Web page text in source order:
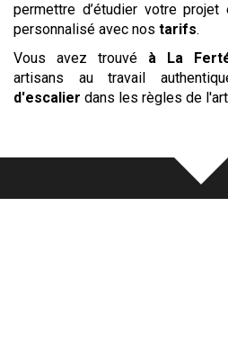
permettre d’étudier votre
personnalisé avec nos tarifs.
Vous avez trouvé
à La
artisans au travail
d'escalier dans les règles de